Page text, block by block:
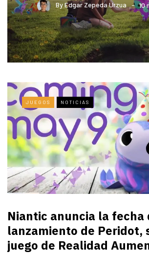
ByEdgar Zepeda Urzua 10
JUEGOS NOTICIAS
Niantic anuncia la fecha
lanzamiento de Peridot,
juego de Realidad